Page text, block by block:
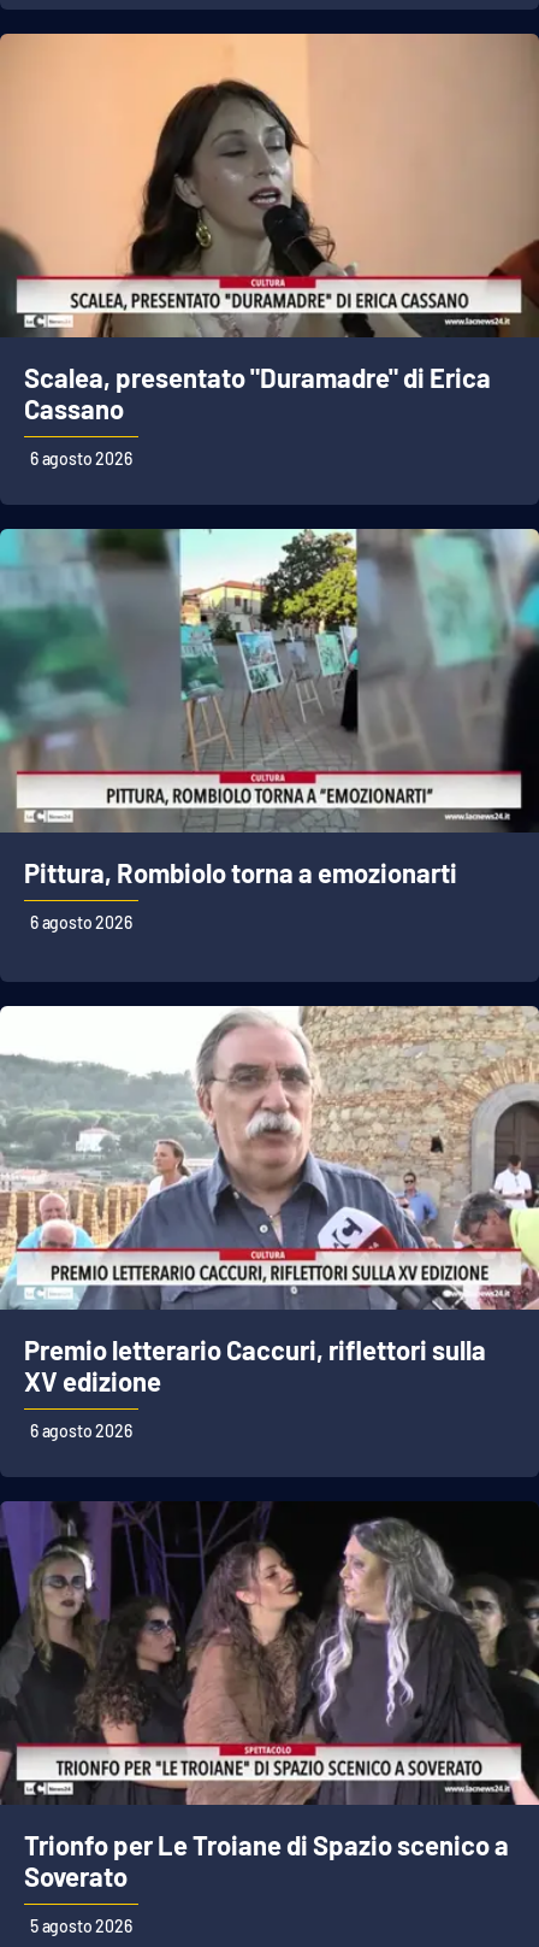
LaC Network
LaC OnAir
EDIZIONI
LOCALI
Catanzaro
Crotone
Vibo Valentia
Reggio Calabria
Cosenza
Lamezia Terme
PROGETTI
SPECIALI
Buona Sanità Calabria
Destinazioni
Eventi
Food
Storie
LAC
NETWORK
Lacplay.it
Lactv.it
Laconair.it
Lacitymag.it
Lacapitalenews.it
Ilreggino.it
Cosenzachannel.it
Ilvibonese.it
Catanzarochannel.it
Scalea, presentato "Duramadre" di Erica
Cassano
6 agosto 2026
Pittura, Rombiolo torna a emozionarti
6 agosto 2026
Premio letterario Caccuri, riflettori sulla
XV edizione
6 agosto 2026
Trionfo per Le Troiane di Spazio scenico a
Soverato
5 agosto 2026